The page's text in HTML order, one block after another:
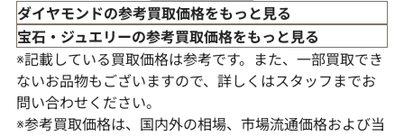
ダイヤモンドの参考買取価格をもっと見る
宝石・ジュエリーの参考買取価格をもっと見る
※記載している買取価格は参考です。また、一部買取でき
ないお品物もございますので、詳しくはスタッフまでお
問い合わせください。
※参考買取価格は、国内外の相場、市場流通価格および当